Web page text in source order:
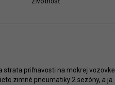
priľnavosti na mokrej vozovke.
zimné pneumatiky 2 sezóny, a ja